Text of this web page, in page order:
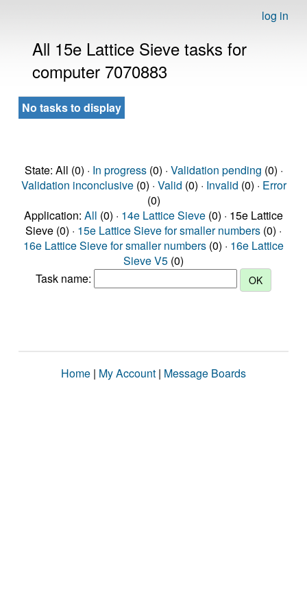
log in
All 15e Lattice Sieve tasks for
computer 7070883
No tasks to display
State: All (0) · In progress(0) · Validation pending (0) ·
Validation inconclusive(0) · Valid (0) · Invalid (0) · Error
(0)
Application: All (0) · 14e Lattice Sieve (0) · 15e Lattice
Sieve (0) · 15e Lattice Sieve for smaller numbers (0) ·
16e Lattice Sieve for smaller numbers (0) · 16e Lattice
Sieve V5 (0)
Task name:
Home | My Account | Message Boards